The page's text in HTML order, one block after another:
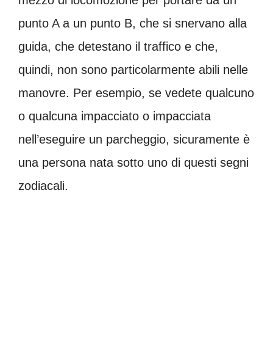
punto A a un punto B, che si snervano alla
guida, che detestano il traffico e che,
quindi, non sono particolarmente abili nelle
manovre. Per esempio, se vedete qualcuno
o qualcuna impacciato o impacciata
nell’eseguire un parcheggio, sicuramente è
una persona nata sotto uno di questi segni
zodiacali.